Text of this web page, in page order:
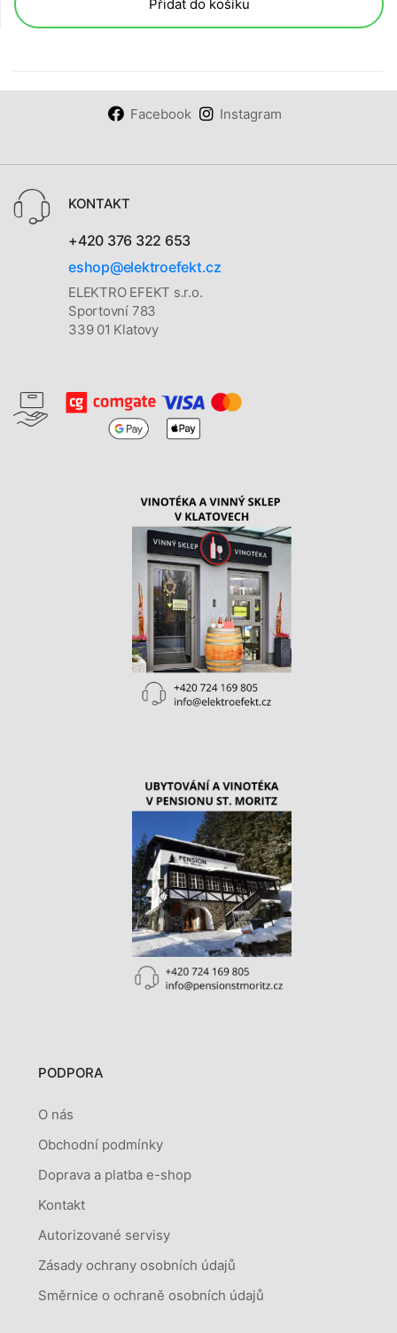
Přidat do košíku
Facebook Instagram
KONTAKT
+420 376 322 653
eshop@elektroefekt.cz
ELEKTRO EFEKT s.r.o.
Sportovní 783
339 01 Klatovy
PODPORA
O nás
Obchodní podmínky
Doprava a platba e-shop
Kontakt
Autorizované servisy
Zásady ochrany osobních údajů
Směrnice o ochraně osobních údajů